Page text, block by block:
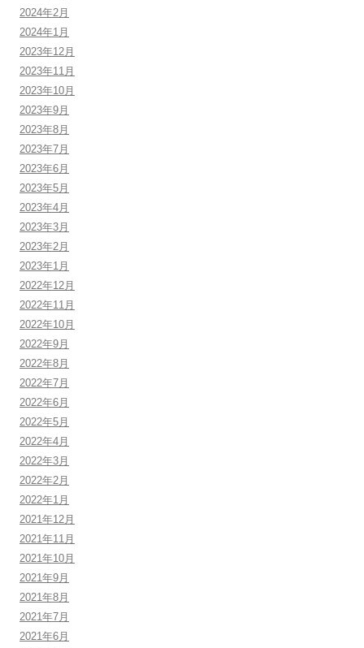
2024年2月
2024年1月
2023年12月
2023年11月
2023年10月
2023年9月
2023年8月
2023年7月
2023年6月
2023年5月
2023年4月
2023年3月
2023年2月
2023年1月
2022年12月
2022年11月
2022年10月
2022年9月
2022年8月
2022年7月
2022年6月
2022年5月
2022年4月
2022年3月
2022年2月
2022年1月
2021年12月
2021年11月
2021年10月
2021年9月
2021年8月
2021年7月
2021年6月